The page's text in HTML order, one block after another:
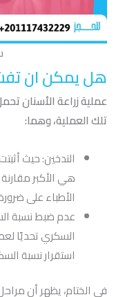
هل يمكن ان
عملية زراعة الأسنان
تلك العملية، وهما:
التدخين: حيث
هي الأكبر
الأطباء على
عدم ضبط نسبة
السكري تحديًا
استقرار نسبة
في الختام، يظهر أن